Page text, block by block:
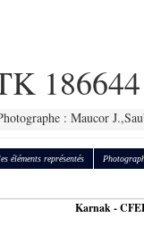
186644
: Maucor
éléments représentés